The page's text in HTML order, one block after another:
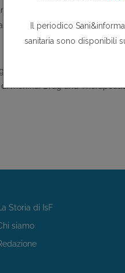
e nel caso in cui il paziente
Informazioni sui Farmaci
morfina. Drug and
La Storia di IsF
siamo